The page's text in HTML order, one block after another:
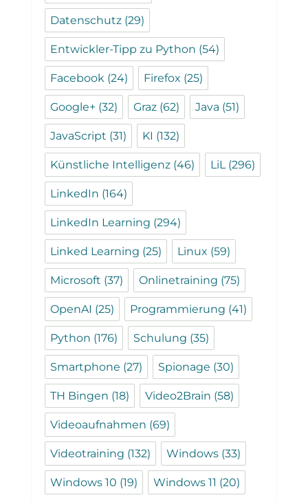
Datenschutz (29)
Entwickler-Tipp zu Python (54)
Facebook (24) Firefox (25)
Google+ (32) Graz (62) Java (51)
JavaScript (31) KI (132)
Künstliche Intelligenz (46) LiL(296)
LinkedIn (164)
LinkedIn Learning (294)
Linked Learning (25) Linux (59)
Microsoft (37) Onlinetraining (75)
OpenAI (25) Programmierung (41)
Python (176) Schulung (35)
Smartphone (27) Spionage (30)
TH Bingen (18) Video2Brain (58)
Videoaufnahmen (69)
Videotraining (132) Windows (33)
Windows 10 (19) Windows 11 (20)